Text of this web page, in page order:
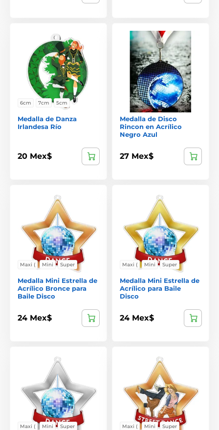
6cm 7cm 5cm
Medalla de Danza
Irlandesa Río
20 Mex$
Medalla de Disco
Rincon en Acrílico
Negro Azul
27 Mex$
Maxi ( Mini Super
Medalla Mini Estrella de
Acrílico Bronce para
Baile Disco
24 Mex$
Maxi ( Mini Super
Medalla Mini Estrella de
Acrílico para Baile
Disco
24 Mex$
Maxi ( Mini Super Maxi ( Mini Super